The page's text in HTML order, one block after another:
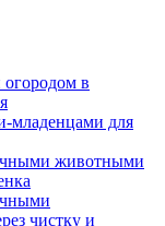
огородом в
младенцами для
животными
чистку и